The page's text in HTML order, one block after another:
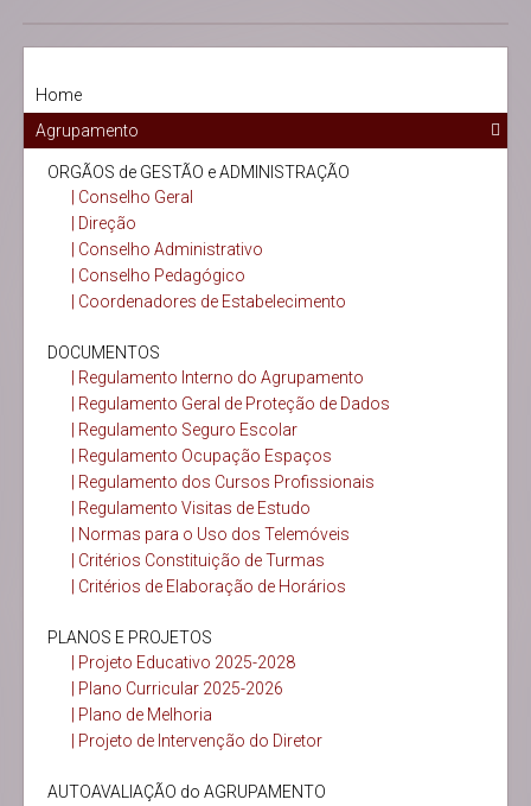
Home
Agrupamento
ORGÃOS de GESTÃO e ADMINISTRAÇÃO
| Conselho Geral
| Direção
| Conselho Administrativo
| Conselho Pedagógico
| Coordenadores de Estabelecimento
DOCUMENTOS
| Regulamento Interno do Agrupamento
| Regulamento Geral de Proteção de Dados
| Regulamento Seguro Escolar
| Regulamento Ocupação Espaços
| Regulamento dos Cursos Profissionais
| Regulamento Visitas de Estudo
| Normas para o Uso dos Telemóveis
| Critérios Constituição de Turmas
| Critérios de Elaboração de Horários
PLANOS E PROJETOS
| Projeto Educativo 2025-2028
| Plano Curricular 2025-2026
| Plano de Melhoria
| Projeto de Intervenção do Diretor
AUTOAVALIAÇÃO do AGRUPAMENTO